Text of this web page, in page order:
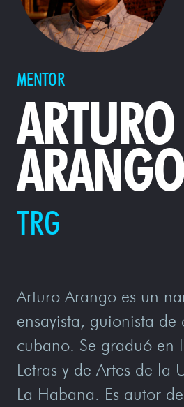
MENTOR
ARTURO
ARANGO
TRG
Arturo Arango es un
ensayista, guionista de
cubano. Se graduó en
Letras y de Artes de la
La Habana. Es autor